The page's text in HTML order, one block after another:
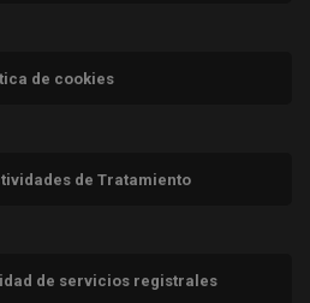
de cookies
de Tratamiento
de servicios registrales